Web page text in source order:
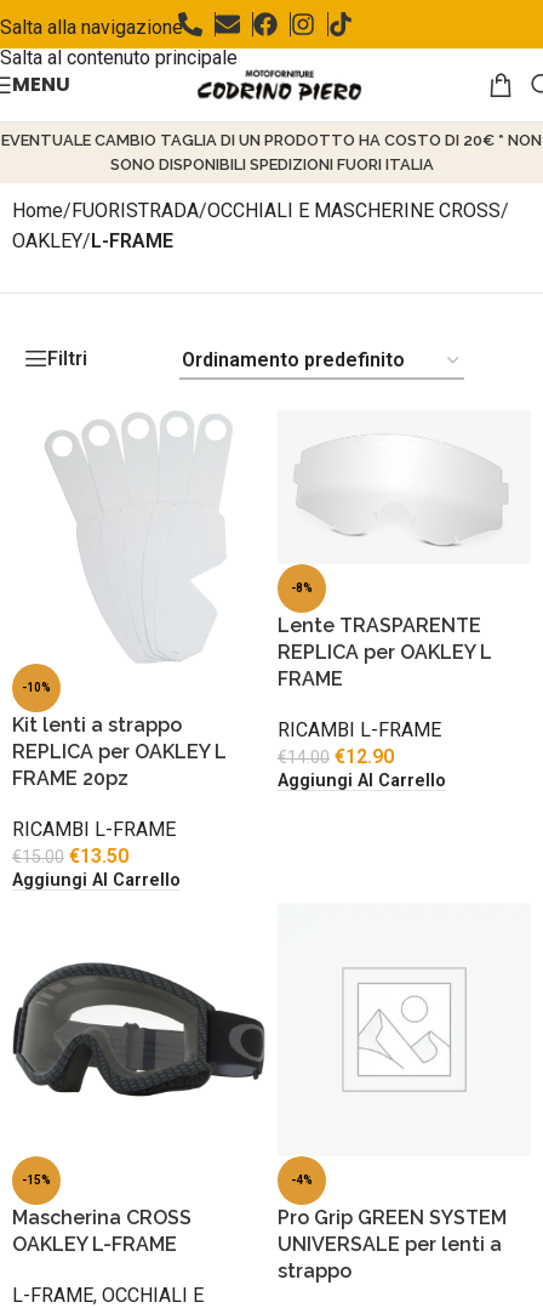
Salta alla navigazione
Salta al contenuto principale
MENU
EVENTUALE CAMBIO TAGLIA DI UN PRODOTTO HA COSTO DI 20€ * NON
SONO DISPONIBILI SPEDIZIONI FUORI ITALIA
Home/FUORISTRADA/OCCHIALI E MASCHERINE CROSS/
OAKLEY/L-FRAME
Filtri
-10%
Kit lenti a strappo
REPLICA per OAKLEY L
FRAME 20pz
RICAMBI L-FRAME
€15.00 €13.50
Aggiungi Al Carrello
-8%
Lente TRASPARENTE
REPLICA per OAKLEY L
FRAME
RICAMBI L-FRAME
€14.00 €12.90
Aggiungi Al Carrello
-15%
Mascherina CROSS
OAKLEY L-FRAME
L-FRAME, OCCHIALI E
-4%
Pro Grip GREEN SYSTEM
UNIVERSALE per lenti a
strappo